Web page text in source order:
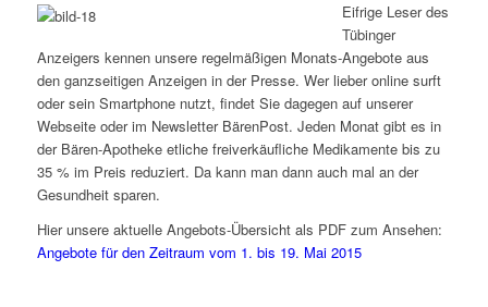
Eifrige Leser des
Tübinger
Anzeigers kennen unsere regelmäßigen Monats-Angebote aus
den ganzseitigen Anzeigen in der Presse. Wer lieber online surft
oder sein Smartphone nutzt, findet Sie dagegen auf unserer
Webseite oder im Newsletter BärenPost. Jeden Monat gibt es in
der Bären-Apotheke etliche freiverkäufliche Medikamente bis zu
35 % im Preis reduziert. Da kann man dann auch mal an der
Gesundheit sparen.
Hier unsere aktuelle Angebots-Übersicht als PDF zum Ansehen:
Angebote für den Zeitraum vom 1. bis 19. Mai 2015